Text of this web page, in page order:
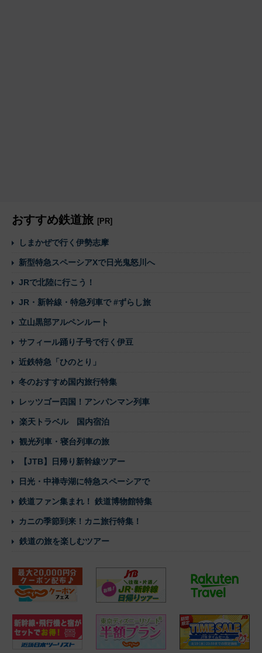
おすすめ鉄道旅 [PR]
しまかぜで行く伊勢志摩
新型特急スペーシアXで日光鬼怒川へ
JRで北陸に行こう！
JR・新幹線・特急列車で #ずらし旅
立山黒部アルペンルート
サフィール踊り子号で行く伊豆
近鉄特急「ひのとり」
冬のおすすめ国内旅行特集
レッツゴー四国！アンパンマン列車
楽天トラベル 国内宿泊
観光列車・寝台列車の旅
【JTB】日帰り新幹線ツアー
日光・中禅寺湖に特急スペーシアで
鉄道ファン集まれ！ 鉄道博物館特集
カニの季節到来！カニ旅行特集！
鉄道の旅を楽しむツアー